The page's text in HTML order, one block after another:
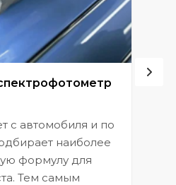
с автомобиля и по
наиболее
формулу для
Тем самым